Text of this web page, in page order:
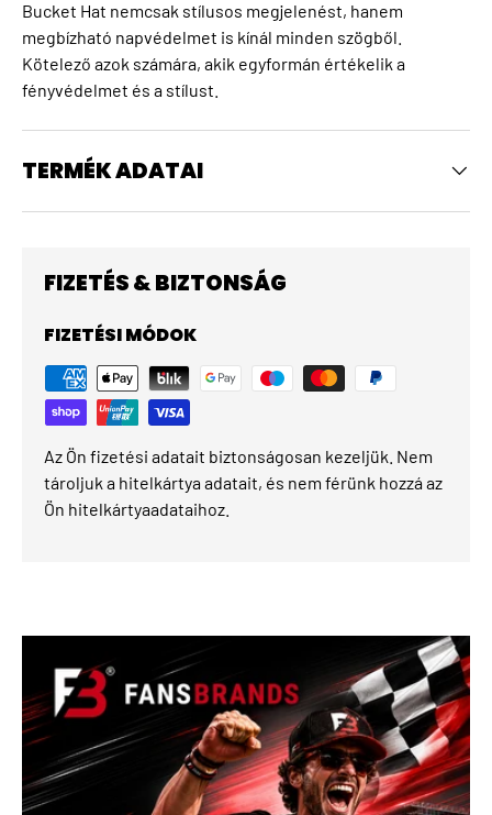
Bucket Hat nemcsak stílusos megjelenést, hanem
megbízható napvédelmet is kínál minden szögből.
Kötelező azok számára, akik egyformán értékelik a
fényvédelmet és a stílust.
TERMÉK ADATAI
FIZETÉS & BIZTONSÁG
FIZETÉSI MÓDOK
Az Ön fizetési adatait biztonságosan kezeljük. Nem
tároljuk a hitelkártya adatait, és nem férünk hozzá az
Ön hitelkártyaadataihoz.